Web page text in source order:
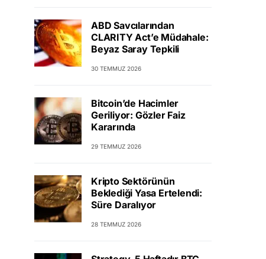
ABD Savcılarından
CLARITY Act’e Müdahale:
Beyaz Saray Tepkili
30 TEMMUZ 2026
Bitcoin’de Hacimler
Geriliyor: Gözler Faiz
Kararında
29 TEMMUZ 2026
Kripto Sektörünün
Beklediği Yasa Ertelendi:
Süre Daralıyor
28 TEMMUZ 2026